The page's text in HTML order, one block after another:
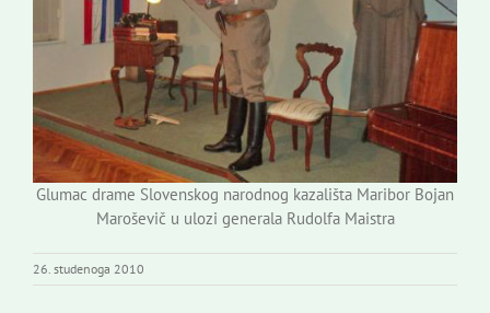
Glumac drame Slovenskog narodnog kazališta Maribor Bojan
Maroševič u ulozi generala Rudolfa Maistra
26. studenoga 2010